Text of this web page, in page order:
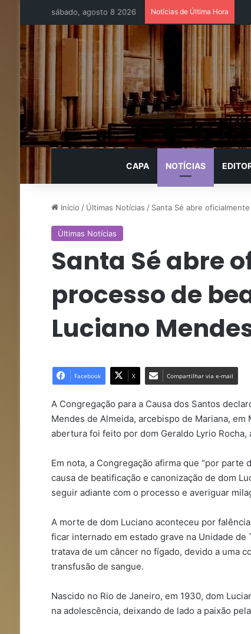
sábado, agosto 8 2026 Notícias de Última Hora
CAPA NOTÍCIAS
Início / Últimas Notícias / Santa Sé abre
Últimas Notícias
Santa Sé abre
processo de
Luciano
Facebook X Compartilhar via e-mail
A Congregação para a Causa dos Santos
Mendes de Almeida, arcebispo de Mariana,
abertura foi feito por dom Geraldo Lyrio Rocha,
Em nota, a Congregação afirma que “por parte
causa de beatificação e canonização de dom
seguir adiante com o processo e averiguar
A morte de dom Luciano aconteceu por
ficar internado em estado grave na Unidade
tratava de um câncer no fígado, devido a uma
transfusão de sangue.
Nascido no Rio de Janeiro, em 1930, dom
na adolescência, deixando de lado a paixão